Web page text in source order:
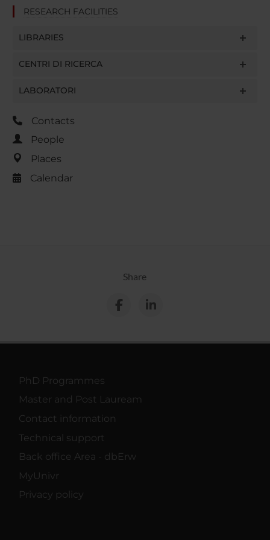
RESEARCH FACILITIES
LIBRARIES
CENTRI DI RICERCA
LABORATORI
Contacts
People
Places
Calendar
Share
PhD Programmes
Master and Post Lauream
Contact information
Technical support
Back office Area - dbErw
MyUnivr
Privacy policy